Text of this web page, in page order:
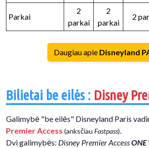
Parkai
2
parkai
2
parkai
2
Daugiau apie Disneyland
Bilietai be eilės : Disney
Galimybė "be eilės" Disneyland Paris
Premier Access (anksčiau Fastpass).
Dvi galimybės: Disney Premier AccessONE